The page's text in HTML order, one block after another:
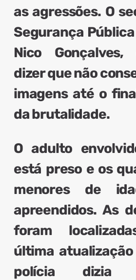
as agressões. O
Segurança
Nico
dizer que não
imagens até o
da brutalidade.
Oadulto
está preso e os
menores de
apreendidos. As
foram
última
polícia dizia